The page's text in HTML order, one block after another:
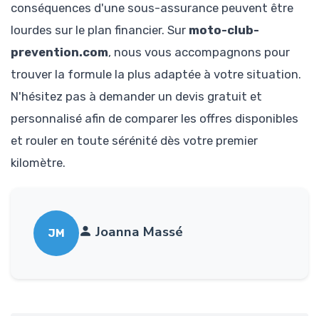
conséquences d'une sous-assurance peuvent être
lourdes sur le plan financier. Sur moto-club-
prevention.com, nous vous accompagnons pour
trouver la formule la plus adaptée à votre situation.
N'hésitez pas à demander un devis gratuit et
personnalisé afin de comparer les offres disponibles
et rouler en toute sérénité dès votre premier
kilomètre.
JM Joanna Massé